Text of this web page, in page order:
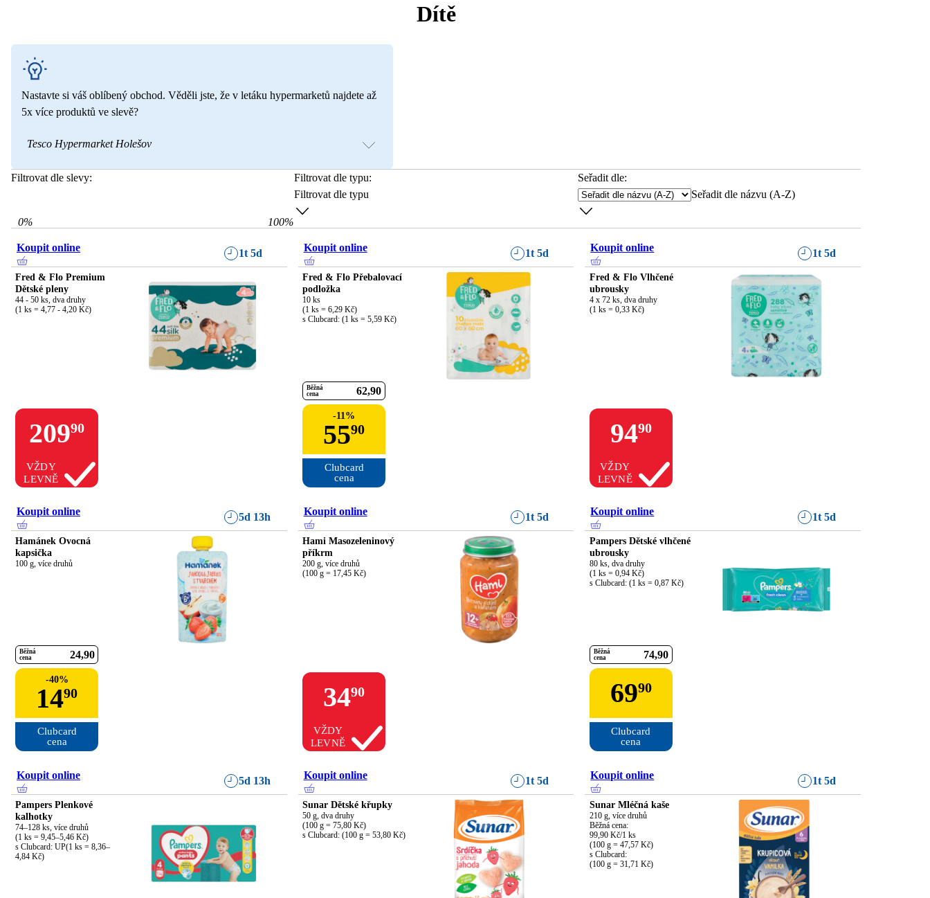
Dítě
Nastavte si váš oblíbený obchod. Věděli jste, že v letáku hypermarketů najdete až
5x více produktů ve slevě?
Tesco Hypermarket Holešov
Filtrovat dle slevy:
0% 100%
Filtrovat dle typu:
Filtrovat dle typu
Seřadit dle:
Seřadit dle názvu (A-Z)
Koupit online 1t 5d
Fred & Flo Premium
Dětské pleny
44 - 50 ks, dva druhy
(1 ks = 4,77 - 4,20 Kč)
20990
VŽDY
LEVNĚ
Koupit online 1t 5d
Fred & Flo Přebalovací
podložka
10 ks
(1 ks = 6,29 Kč)
s Clubcard: (1 ks = 5,59 Kč)
Běžná
cena
62 90
-11%
5590
Clubcard
cena
Koupit online 1t 5d
Fred & Flo Vlhčené
ubrousky
4 x 72 ks, dva druhy
(1 ks = 0,33 Kč)
9490
VŽDY
LEVNĚ
Koupit online 5d 13h
Hamánek Ovocná
kapsička
100 g, více druhů
Běžná
cena
24 90
-40%
1490
Clubcard
cena
Koupit online 1t 5d
Hami Masozeleninový
příkrm
200 g, více druhů
(100 g = 17,45 Kč)
3490
VŽDY
LEVNĚ
Koupit online 1t 5d
Pampers Dětské vlhčené
ubrousky
80 ks, dva druhy
(1 ks = 0,94 Kč)
s Clubcard: (1 ks = 0,87 Kč)
Běžná
cena
74 90
6990
Clubcard
cena
Koupit online 5d 13h
Pampers Plenkové
kalhotky
74–128 ks, více druhů
(1 ks = 9,45–5,46 Kč)
s Clubcard: UP(1 ks = 8,36–
4,84 Kč)
Koupit online 1t 5d
Sunar Dětské křupky
50 g, dva druhy
(100 g = 75,80 Kč)
s Clubcard: (100 g = 53,80 Kč)
Koupit online 1t 5d
Sunar Mléčná kaše
210 g, více druhů
Běžná cena:
99,90 Kč/1 ks
(100 g = 47,57 Kč)
s Clubcard:
(100 g = 31,71 Kč)